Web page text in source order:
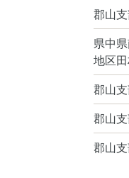
郡山
県中
地区
郡山
郡山
郡山